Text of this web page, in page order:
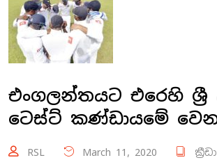
එංගලන්තයට එරෙහි ශ්‍රී
ටෙස්ට් කණ්ඩායමේ
RSL March 11, 2020 ක්‍රීඩා